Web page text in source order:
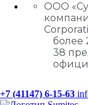
ООО
более
38
+7 (41147) 6-15-63